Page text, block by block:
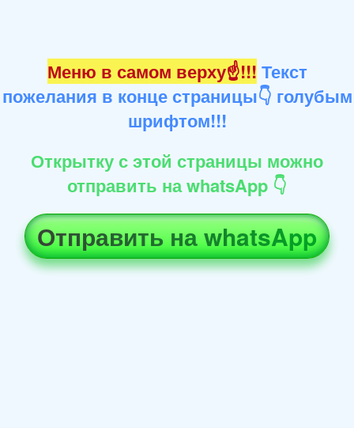
Меню в самом верху☝!!! Текст
пожелания в конце страницы👇 голубым
шрифтом!!!
Открытку с этой страницы можно
отправить на whatsApp 👇
Отправить на whatsApp